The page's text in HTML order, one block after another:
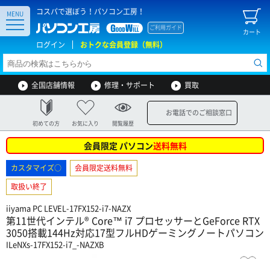
コスパで選ぼう！パソコン工房！
カート
ご利用ガイド
ログイン おトクな会員登録（無料）
MENU
全国店舗情報 修理・サポート 買取
初めての方 お気に入り 閲覧履歴
お電話でのご相談窓口
会員限定 パソコン送料無料
カスタマイズ○
会員限定送料無料
取扱い終了
iiyama PC LEVEL-17FX152-i7-NAZX
第11世代インテル® Core™ i7 プロセッサーとGeForce RTX
3050搭載144Hz対応17型フルHDゲーミングノートパソコン
ILeNXs-17FX152-i7_-NAZXB